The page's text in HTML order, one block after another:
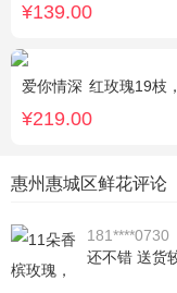
¥139.00
爱你情深 红玫瑰19枝，白色相思梅、栀
¥219.00
惠州惠城区鲜花评论
181****0730
还不错 送货